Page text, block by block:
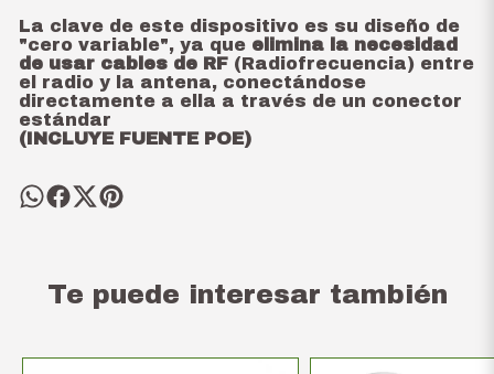
La clave de este dispositivo es su diseño de
"cero variable", ya que elimina la necesidad
de usar cables de RF(Radiofrecuencia) entre
el radio y la antena, conectándose
directamente a ella a través de un conector
estándar
(INCLUYE FUENTE POE)
Te puede interesar también